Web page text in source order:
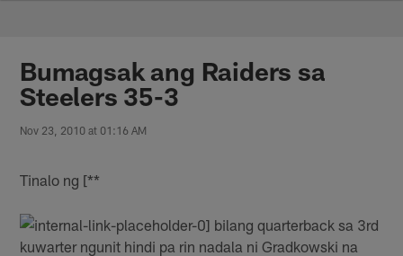
Bumagsak ang Raiders sa
Steelers 35-3
Nov 23, 2010 at 01:16 AM
Tinalo ng [**
bilang quarterback sa 3rd
kuwarter ngunit hindi pa rin nadala ni Gradkowski na